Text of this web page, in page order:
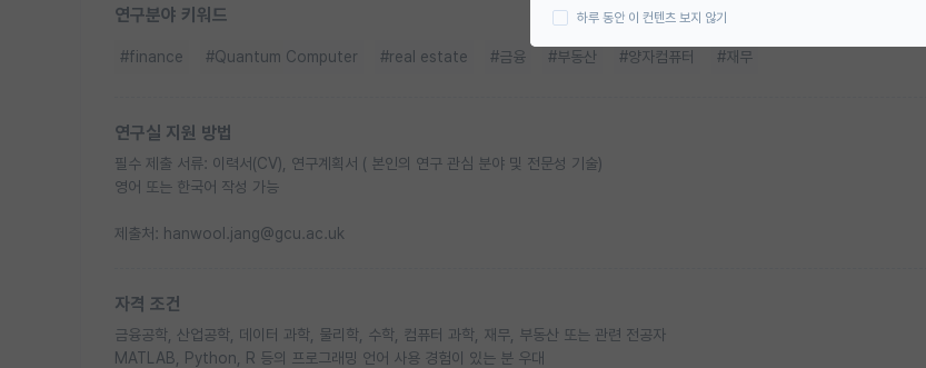
연구분야 키워드
#finance #Quantum Computer #real estate #금융 #부동산 #양자컴퓨터 #재무
연구실 지원 방법
필수 제출 서류: 이력서(CV), 연구계획서 ( 본인의 연구 관심 분야 및 전문성 기술)
영어 또는 한국어 작성 가능
제출처: hanwool.jang@gcu.ac.uk
자격 조건
금융공학, 산업공학, 데이터 과학, 물리학, 수학, 컴퓨터 과학, 재무, 부동산 또는 관련 전공자
MATLAB, Python, R 등의 프로그래밍 언어 사용 경험이 있는 분 우대
하루 동안 이 컨텐츠 보지 않기